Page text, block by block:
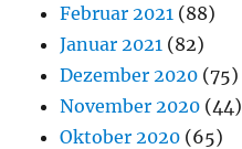
Februar 2021 (88)
Januar 2021 (82)
Dezember 2020 (75)
November 2020 (44)
Oktober 2020 (65)